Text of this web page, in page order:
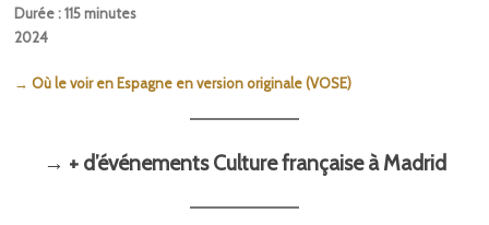
Durée : 115 minutes
2024
→ Où le voir en Espagne en version originale (VOSE)
→ + d’événements Culture française à Madrid